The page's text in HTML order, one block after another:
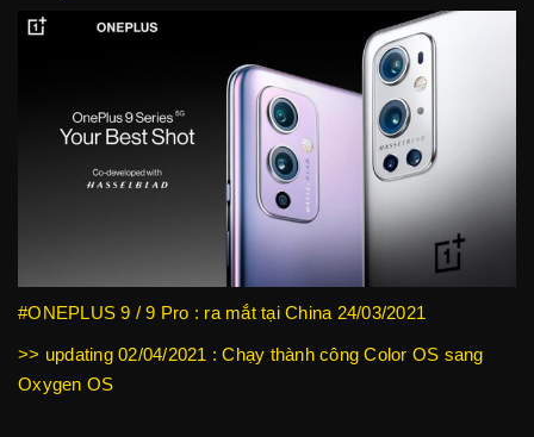
#ONEPLUS 9 / 9 Pro : ra mắt tại China 24/03/2021
>> updating 02/04/2021 : Chạy thành công Color OS sang
Oxygen OS